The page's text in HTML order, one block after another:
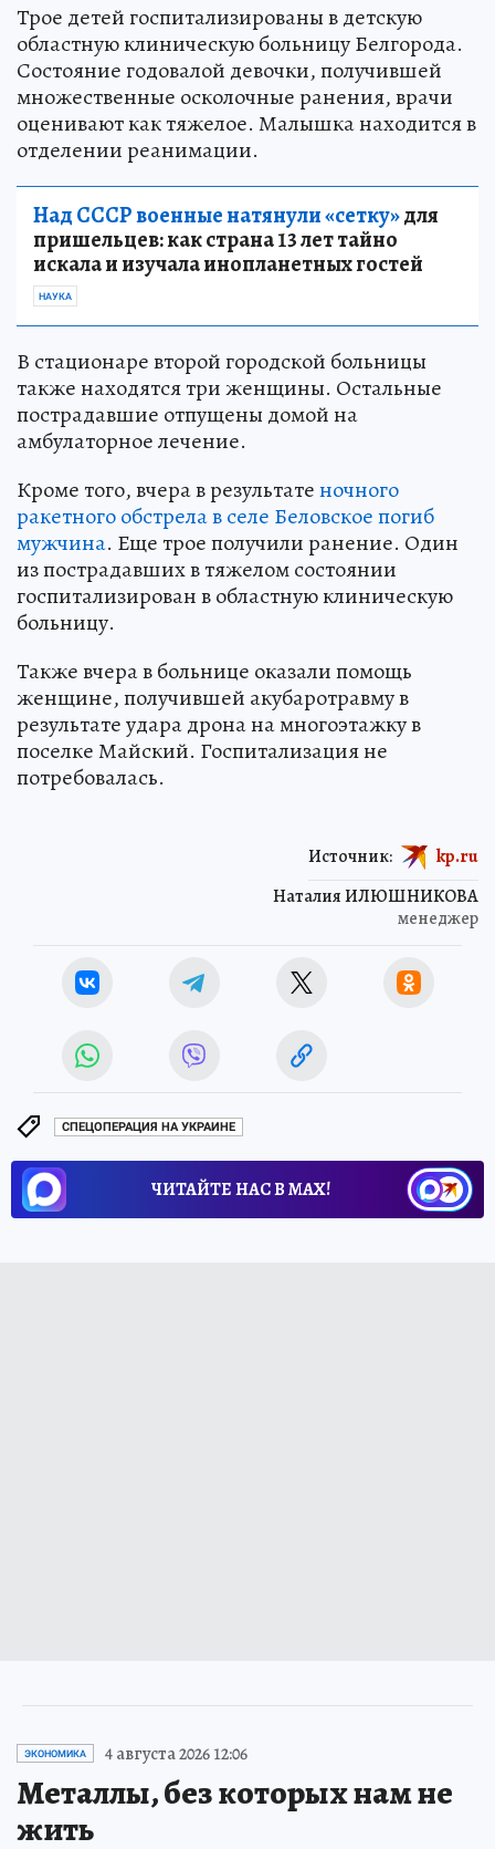
Трое детей госпитализированы в детскую
областную клиническую больницу Белгорода.
Состояние годовалой девочки, получившей
множественные осколочные ранения, врачи
оценивают как тяжелое. Малышка находится в
отделении реанимации.
Над СССР военные натянули «сетку»для
пришельцев: как страна 13 лет тайно
искала и изучала инопланетных гостей
НАУКА
В стационаре второй городской больницы
также находятся три женщины. Остальные
пострадавшие отпущены домой на
амбулаторное лечение.
Кроме того, вчера в результатеночного
ракетного обстрела в селе Беловское погиб
мужчина. Еще трое получили ранение. Один
из пострадавших в тяжелом состоянии
госпитализирован в областную клиническую
больницу.
Также вчера в больнице оказали помощь
женщине, получившей акубаротравму в
результате удара дрона на многоэтажку в
поселке Майский. Госпитализация не
потребовалась.
Наталия ИЛЮШНИКОВА
менеджер
Источник: kp.ru
СПЕЦОПЕРАЦИЯ НА УКРАИНЕ
ЧИТАЙТЕ НАС В МАХ!
ЭКОНОМИКА 4 августа 2026 12:06
Металлы, без которых нам не
жить